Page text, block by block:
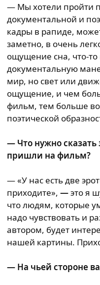
— Мы хотели пройти
документальной и
кадры в рапиде,
заметно, в очень
ощущение сна, что-то
документальную
мир, но свет или
ощущение, и чем
фильм, тем больше
поэтической
— Что нужно
пришли на фильм?
— «У нас есть две
приходите», —это я
что людям, которые
надо чувствовать и
автором, будет
нашей картины.
— На чьей стороне